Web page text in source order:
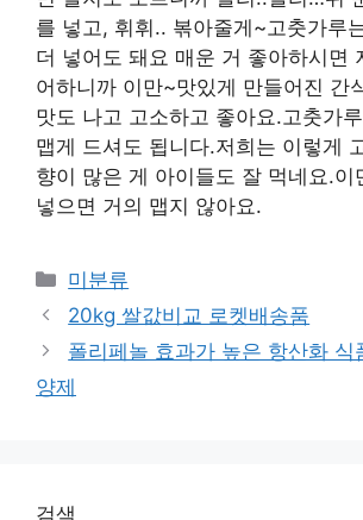
를 넣고, 휘휘.. 볶아줄게~고춧가루
더 넣어도 돼요 매운 거 좋아하시면
어하니까 이만~맛있게 만들어진 간
맛도 나고 고소하고 좋아요.고춧가
맵게 드셔도 됩니다.저희는 이렇게
향이 많은 게 아이들도 잘 먹네요.이
넣으면 거의 맵지 않아요.
Categories
미분류
20kg 쌀값비교 로켓배송품
폴리페놀 효과가 높은 항산화 식
양제
검색